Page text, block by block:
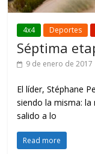
4x4 Deportes
Séptima
9 de enero de 2017
El líder, Stéphane
siendo la misma: la
salido a lo
Read more